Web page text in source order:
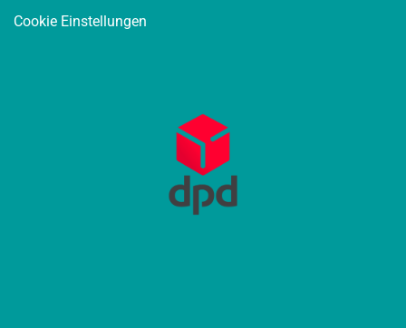
Cookie Einstellungen